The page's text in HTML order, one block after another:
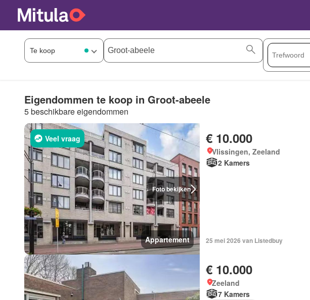
Eigendommen te koop in Groot-abeele
5 beschikbare eigendommen
Foto bekijken
Veel vraag
Appartement
€ 10.000
Vlissingen, Zeeland
2 Kamers
25 mei 2026 van Listedbuy
€ 10.000
Zeeland
7 Kamers